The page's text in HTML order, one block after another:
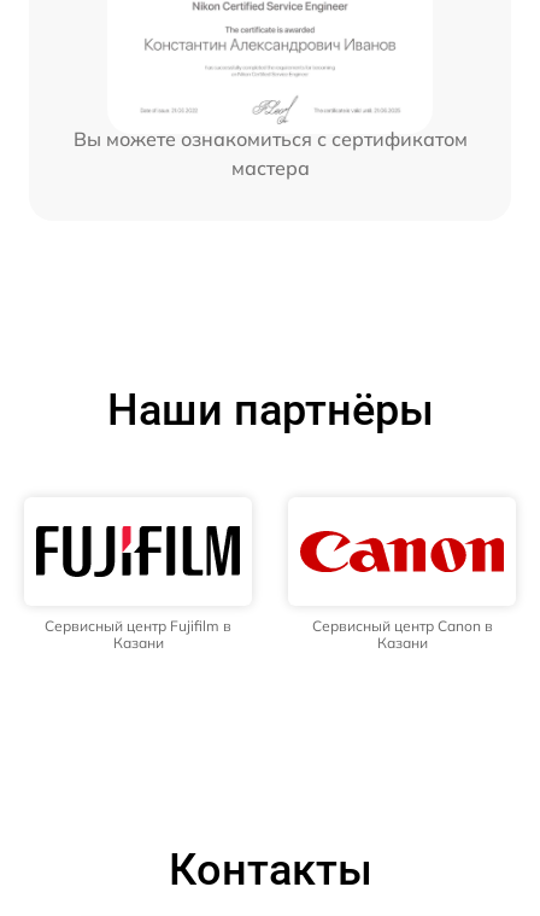
Вы можете ознакомиться с сертификатом
мастера
Наши партнёры
Сервисный центр Fujifilm в
Казани
Сервисный центр Canon в
Казани
Контакты